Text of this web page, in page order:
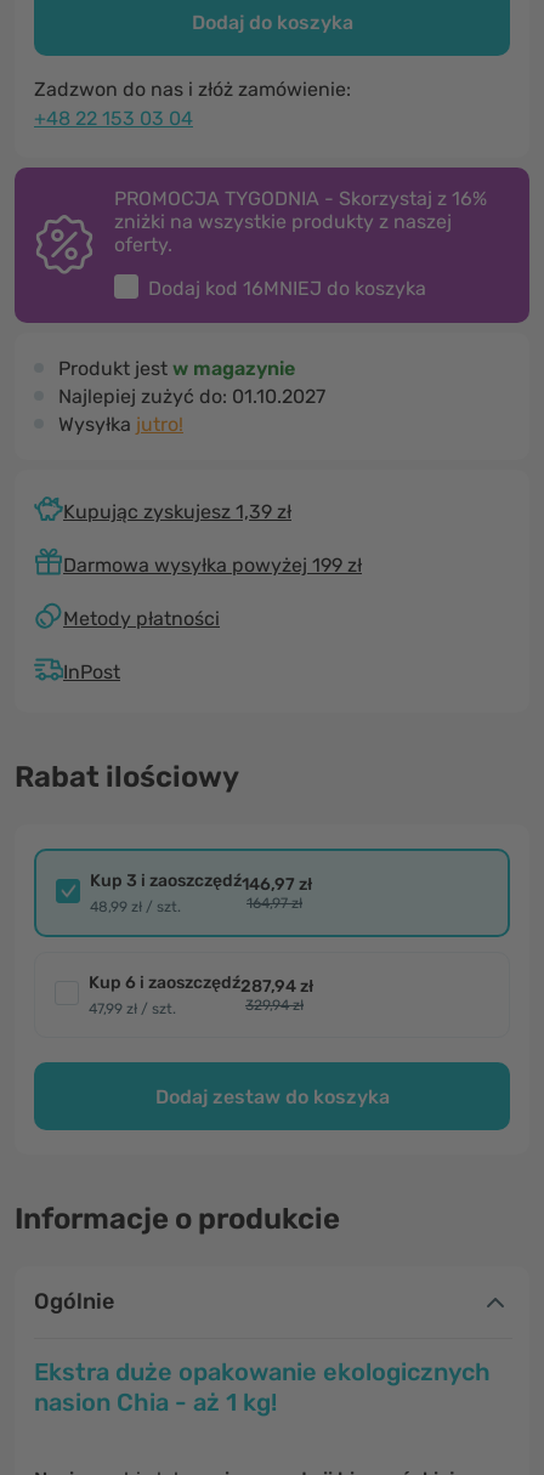
Dodaj do koszyka
Zadzwon do nas i złóż zamówienie:
+48 22 153 03 04
PROMOCJA TYGODNIA - Skorzystaj z 16%
zniżki na wszystkie produkty z naszej
oferty.
Dodaj kod 16MNIEJ do koszyka
Produkt jest w magazynie
Najlepiej zużyć do: 01.10.2027
Wysyłka jutro!
Kupując zyskujesz 1,39 zł
Darmowa wysyłka powyżej 199 zł
Metody płatności
InPost
Rabat ilościowy
Kup 3 i zaoszczędź
48,99 zł / szt.
146,97 zł
164,97 zł
Kup 6 i zaoszczędź
47,99 zł / szt.
287,94 zł
329,94 zł
Dodaj zestaw do koszyka
Informacje o produkcie
Ogólnie
Ekstra duże opakowanie ekologicznych
nasion Chia - aż 1 kg!